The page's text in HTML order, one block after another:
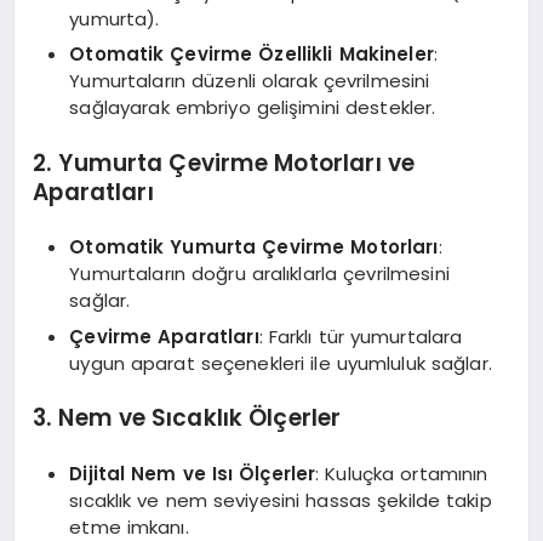
yumurta).
Otomatik Çevirme Özellikli Makineler:
Yumurtaların düzenli olarak çevrilmesini
sağlayarak embriyo gelişimini destekler.
2. Yumurta Çevirme Motorları ve
Aparatları
Otomatik Yumurta Çevirme Motorları:
Yumurtaların doğru aralıklarla çevrilmesini
sağlar.
Çevirme Aparatları: Farklı tür yumurtalara
uygun aparat seçenekleri ile uyumluluk sağlar.
3. Nem ve Sıcaklık Ölçerler
Dijital Nem ve Isı Ölçerler: Kuluçka ortamının
sıcaklık ve nem seviyesini hassas şekilde takip
etme imkanı.